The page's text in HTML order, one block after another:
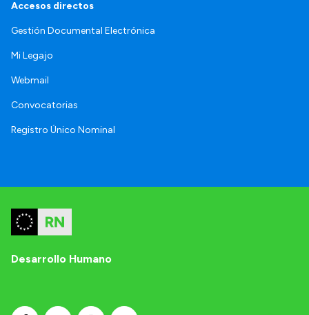
Accesos directos
Gestión Documental Electrónica
Mi Legajo
Webmail
Convocatorias
Registro Único Nominal
Desarrollo Humano